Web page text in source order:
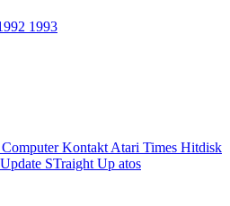
1993
Computer Kontakt Atari Times Hitdisk
STraight Up atos